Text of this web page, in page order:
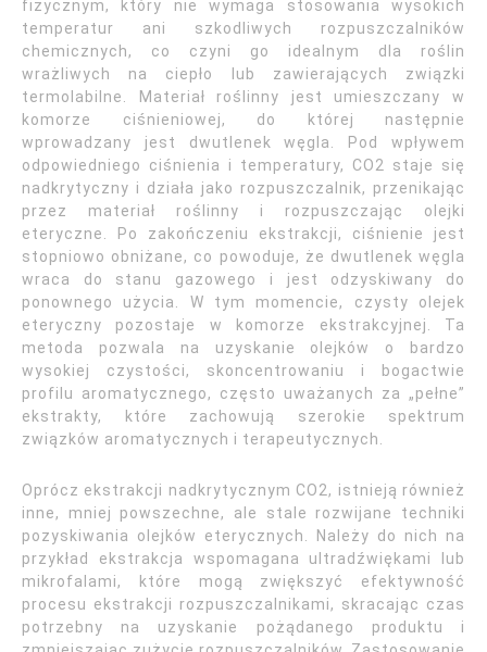
fizycznym, który nie wymaga stosowania wysokich
temperatur ani szkodliwych rozpuszczalników
chemicznych, co czyni go idealnym dla roślin
wrażliwych na ciepło lub zawierających związki
termolabilne. Materiał roślinny jest umieszczany w
komorze ciśnieniowej, do której następnie
wprowadzany jest dwutlenek węgla. Pod wpływem
odpowiedniego ciśnienia i temperatury, CO2 staje się
nadkrytyczny i działa jako rozpuszczalnik, przenikając
przez materiał roślinny i rozpuszczając olejki
eteryczne. Po zakończeniu ekstrakcji, ciśnienie jest
stopniowo obniżane, co powoduje, że dwutlenek węgla
wraca do stanu gazowego i jest odzyskiwany do
ponownego użycia. W tym momencie, czysty olejek
eteryczny pozostaje w komorze ekstrakcyjnej. Ta
metoda pozwala na uzyskanie olejków o bardzo
wysokiej czystości, skoncentrowaniu i bogactwie
profilu aromatycznego, często uważanych za „pełne”
ekstrakty, które zachowują szerokie spektrum
związków aromatycznych i terapeutycznych.
Oprócz ekstrakcji nadkrytycznym CO2, istnieją również
inne, mniej powszechne, ale stale rozwijane techniki
pozyskiwania olejków eterycznych. Należy do nich na
przykład ekstrakcja wspomagana ultradźwiękami lub
mikrofalami, które mogą zwiększyć efektywność
procesu ekstrakcji rozpuszczalnikami, skracając czas
potrzebny na uzyskanie pożądanego produktu i